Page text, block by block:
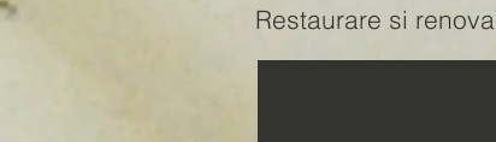
Restaurare si